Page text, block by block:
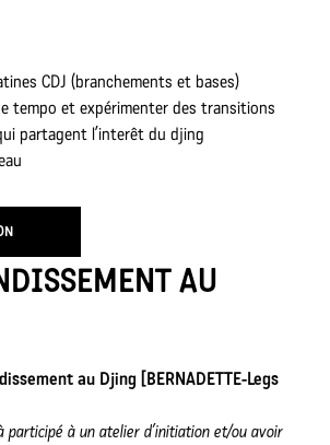
CDJ (branchements et bases)
tempo et expérimenter des transitions
partagent l’interêt du djing
AU
au Djing [BERNADETTE-Legs
participé à un atelier d’initiation et/ou avoir